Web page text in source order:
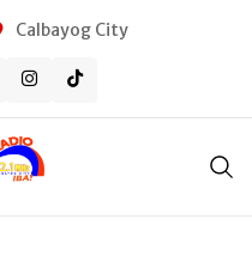
Calbayog City